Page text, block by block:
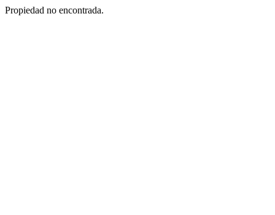
Propiedad no encontrada.